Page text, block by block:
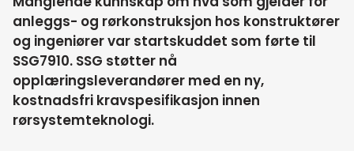
anleggs- og rørkonstruksjon hos konstruktører
og ingeniører var startskuddet som førte til
SSG7910. SSG støtter nå
opplæringsleverandører med en ny,
kostnadsfri kravspesifikasjon innen
rørsystemteknologi.